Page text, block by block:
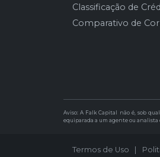
Classificação de
Comparativo de
Aviso: A Falk Capital não é, sob
equiparada a um agente ou
Termos de Uso